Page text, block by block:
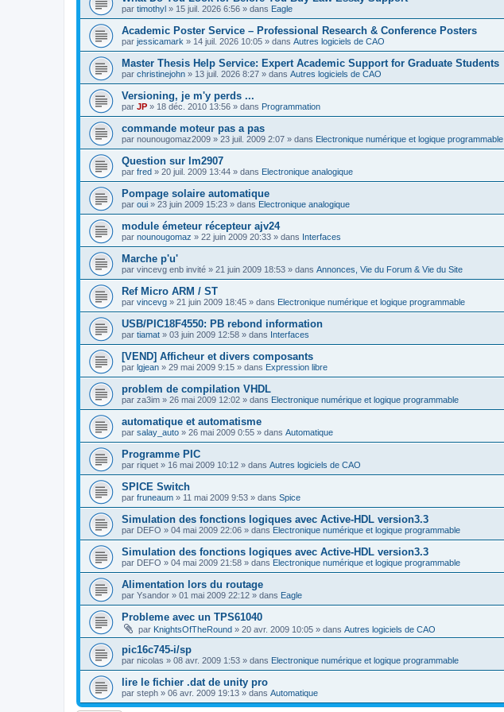
par timothyl » 15 juil. 2026 6:56 » dans Eagle
Academic Poster Service – Professional Research & Conference Posters
par jessicamark » 14 juil. 2026 10:05 » dans Autres logiciels de CAO
Master Thesis Help Service: Expert Academic Support for Graduate Students
par christinejohn » 13 juil. 2026 8:27 » dans Autres logiciels de CAO
Versioning, je m'y perds ...
par JP » 18 déc. 2010 13:56 » dans Programmation
commande moteur pas a pas
par nounougomaz2009 » 23 juil. 2009 2:07 » dans Electronique numérique et logique programmable
Question sur lm2907
par fred » 20 juil. 2009 13:44 » dans Electronique analogique
Pompage solaire automatique
par oui » 23 juin 2009 15:23 » dans Electronique analogique
module émeteur récepteur ajv24
par nounougomaz » 22 juin 2009 20:33 » dans Interfaces
Marche p'u'
par vincevg enb invité » 21 juin 2009 18:53 » dans Annonces, Vie du Forum & Vie du Site
Ref Micro ARM / ST
par vincevg » 21 juin 2009 18:45 » dans Electronique numérique et logique programmable
USB/PIC18F4550: PB rebond information
par tiamat » 03 juin 2009 12:58 » dans Interfaces
[VEND] Afficheur et divers composants
par lgjean » 29 mai 2009 9:15 » dans Expression libre
problem de compilation VHDL
par za3im » 26 mai 2009 12:02 » dans Electronique numérique et logique programmable
automatique et automatisme
par salay_auto » 26 mai 2009 0:55 » dans Automatique
Programme PIC
par riquet » 16 mai 2009 10:12 » dans Autres logiciels de CAO
SPICE Switch
par fruneaum » 11 mai 2009 9:53 » dans Spice
Simulation des fonctions logiques avec Active-HDL version3.3
par DEFO » 04 mai 2009 22:06 » dans Electronique numérique et logique programmable
Simulation des fonctions logiques avec Active-HDL version3.3
par DEFO » 04 mai 2009 21:58 » dans Electronique numérique et logique programmable
Alimentation lors du routage
par Ysandor » 01 mai 2009 22:12 » dans Eagle
Probleme avec un TPS61040
par KnightsOfTheRound » 20 avr. 2009 10:05 » dans Autres logiciels de CAO
pic16c745-i/sp
par nicolas » 08 avr. 2009 1:53 » dans Electronique numérique et logique programmable
lire le fichier .dat de unity pro
par steph » 06 avr. 2009 19:13 » dans Automatique